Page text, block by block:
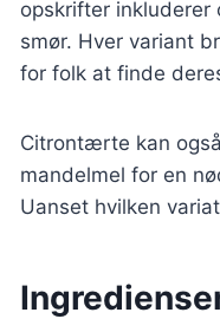
opskrifter
smør. Hver variant
for folk at finde
Citrontærte kan
mandelmel for en
Uanset hvilken